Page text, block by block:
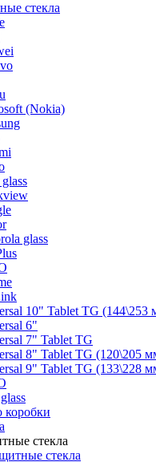
стекла
(Nokia)
glass
10" Tablet TG (144\253
6"
7" Tablet TG
8" Tablet TG (120\205
9" Tablet TG (133\228
коробки
стекла